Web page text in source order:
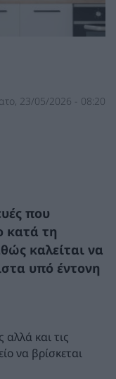
23/05/2026 - 08:20
που
κατά τη
καλείται να
υπό έντονη
αλλά και τις
να βρίσκεται